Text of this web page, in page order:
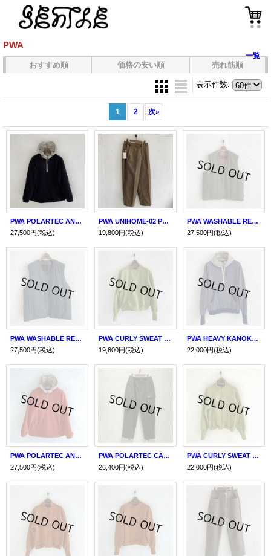
PWA
一覧
おすすめ順 価格の安い順 売れ筋順
表示件数:
1 2 次»
PWA POLARTEC ANORAK BLACK
27,500円(税込)
PWA UNIHOME-02 PLAID24FW LEAVES
19,800円(税込)
PWA WASHABLE REFINE-WOOL CHK RV VEST OLIVE
27,500円(税込)
PWA WASHABLE REFINE-WOOL CHK RV VEST CHARCOAL
27,500円(税込)
PWA CURLY SWEAT CREW PISTACHIO
19,800円(税込)
PWA HEAVY KANOKO BLOCK HOODIE
22,000円(税込)
PWA POLARTEC ANORAK CARROT
27,500円(税込)
PWA POLARTEC CARGO PT
26,400円(税込)
PWA CURLY SWEAT ZIP-UP TOPS PISTACHIO
22,000円(税込)